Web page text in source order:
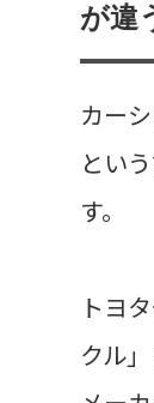
が違
カー
とい
す。
トヨ
クル